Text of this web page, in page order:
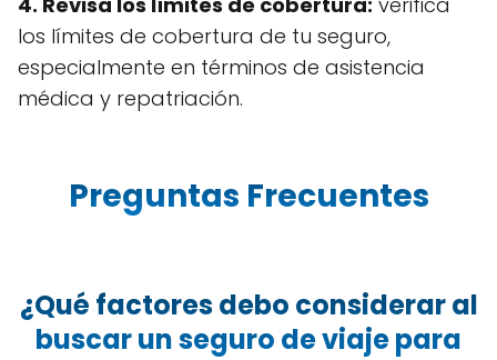
los límites de cobertura de tu seguro,
especialmente en términos de asistencia
médica y repatriación.
Preguntas Frecuentes
¿Qué factores debo considerar al
buscar un seguro de viaje para